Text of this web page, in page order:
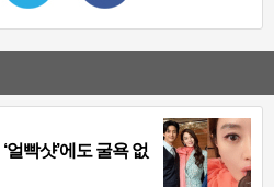
얼빡샷’에도 굴욕 없